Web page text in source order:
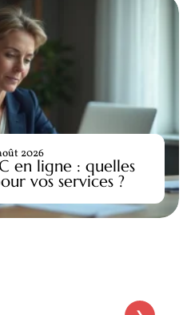
en ligne : quelles
vos services ?
2026